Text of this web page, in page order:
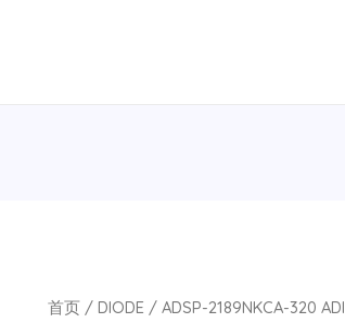
首页 /DIODE / ADSP-2189NKCA-320 ADI